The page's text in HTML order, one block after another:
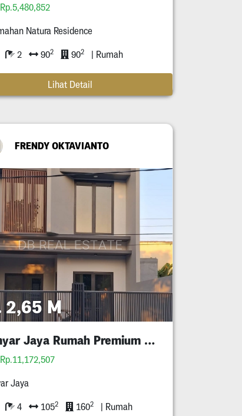
Natura Residence
2 902 902 | Rumah
Lihat Detail
FRENDY OKTAVIANTO
2,65 M
Manyar Jaya Rumah Premium Minimalis
Jaya
4 1052 1602 | Rumah